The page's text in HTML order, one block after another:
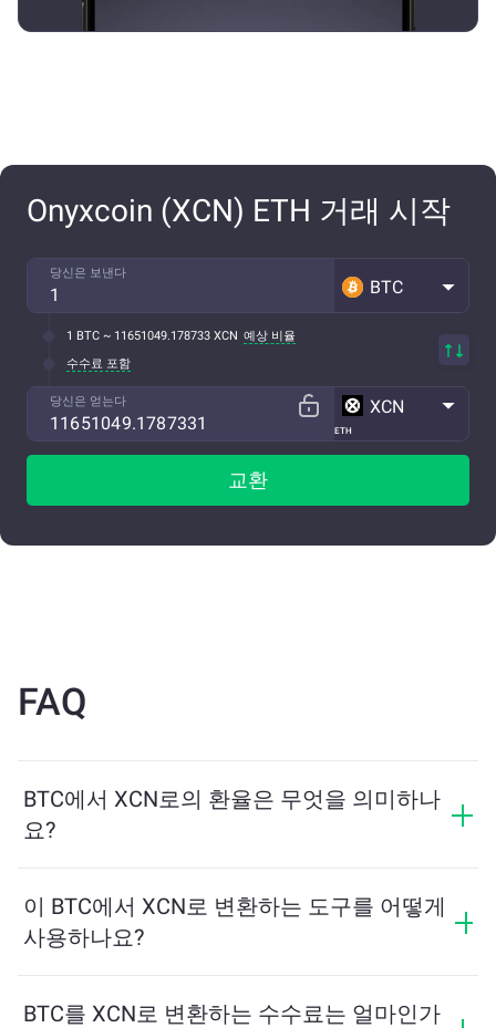
Onyxcoin (XCN) ETH 거래 시작
당신은 보낸다
BTC
1 BTC ~ 11651049.178733 XCN 예상 비율
수수료 포함
당신은 얻는다
ETH
XCN
교환
FAQ
BTC에서 XCN로의 환율은 무엇을 의미하나
요?
줍니다. 이 환율은 시장 상황, 수요와 공급, 그리고 유동성
에 따라 변동합니다.
이 BTC에서 XCN로 변환하는 도구를 어떻게
사용하나요?
수량을 계산해줍니다. 그런 다음, 안내에 따라 거래를 완
BTC를 XCN로 변환하는 수수료는 얼마인가